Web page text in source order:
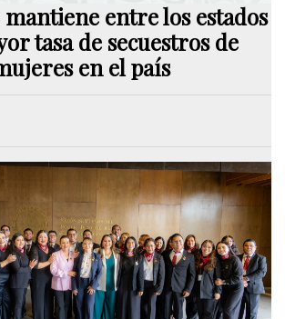
mantiene entre los estados
tasa de secuestros de
en el país